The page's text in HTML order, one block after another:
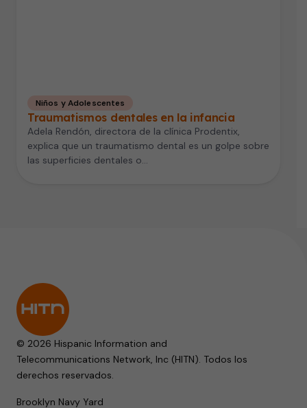
Niños y Adolescentes
Traumatismos dentales en la infancia
Adela Rendón, directora de la clínica Prodentix,
explica que un traumatismo dental es un golpe sobre
las superficies dentales o…
© 2026 Hispanic Information and
Telecommunications Network, Inc (HITN). Todos los
derechos reservados.
Brooklyn Navy Yard